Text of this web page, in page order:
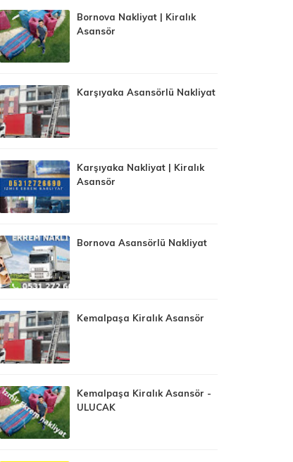
Bornova Nakliyat | Kiralık
Asansör
Karşıyaka Asansörlü Nakliyat
Karşıyaka Nakliyat | Kiralık
Asansör
Bornova Asansörlü Nakliyat
Kemalpaşa Kiralık Asansör
Kemalpaşa Kiralık Asansör -
ULUCAK